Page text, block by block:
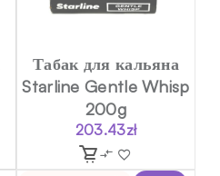
Табак для кальяна
Starline Gentle Whisp
200g
203.43zł